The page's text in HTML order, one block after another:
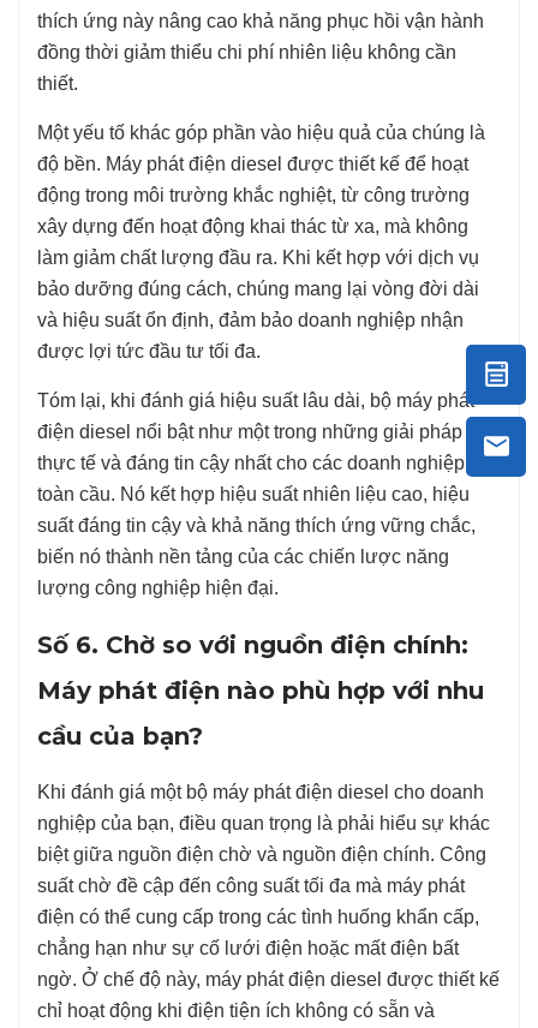
thích ứng này nâng cao khả năng phục hồi vận hành
đồng thời giảm thiểu chi phí nhiên liệu không cần
thiết.
Một yếu tố khác góp phần vào hiệu quả của chúng là
độ bền. Máy phát điện diesel được thiết kế để hoạt
động trong môi trường khắc nghiệt, từ công trường
xây dựng đến hoạt động khai thác từ xa, mà không
làm giảm chất lượng đầu ra. Khi kết hợp với dịch vụ
bảo dưỡng đúng cách, chúng mang lại vòng đời dài
và hiệu suất ổn định, đảm bảo doanh nghiệp nhận
được lợi tức đầu tư tối đa.
Tóm lại, khi đánh giá hiệu suất lâu dài, bộ máy phát
điện diesel nổi bật như một trong những giải pháp
thực tế và đáng tin cậy nhất cho các doanh nghiệp
toàn cầu. Nó kết hợp hiệu suất nhiên liệu cao, hiệu
suất đáng tin cậy và khả năng thích ứng vững chắc,
biến nó thành nền tảng của các chiến lược năng
lượng công nghiệp hiện đại.
Số 6. Chờ so với nguồn điện chính:
Máy phát điện nào phù hợp với nhu
cầu của bạn?
Khi đánh giá một bộ máy phát điện diesel cho doanh
nghiệp của bạn, điều quan trọng là phải hiểu sự khác
biệt giữa nguồn điện chờ và nguồn điện chính. Công
suất chờ đề cập đến công suất tối đa mà máy phát
điện có thể cung cấp trong các tình huống khẩn cấp,
chẳng hạn như sự cố lưới điện hoặc mất điện bất
ngờ. Ở chế độ này, máy phát điện diesel được thiết kế
chỉ hoạt động khi điện tiện ích không có sẵn và